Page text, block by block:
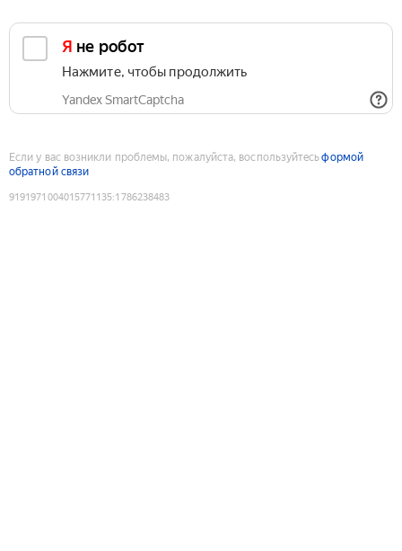
Я не робот
Нажмите, чтобы продолжить
Yandex SmartCaptcha
Если у вас возникли проблемы, пожалуйста, воспользуйтесьформой
обратной связи
9191971004015771135:1786238483